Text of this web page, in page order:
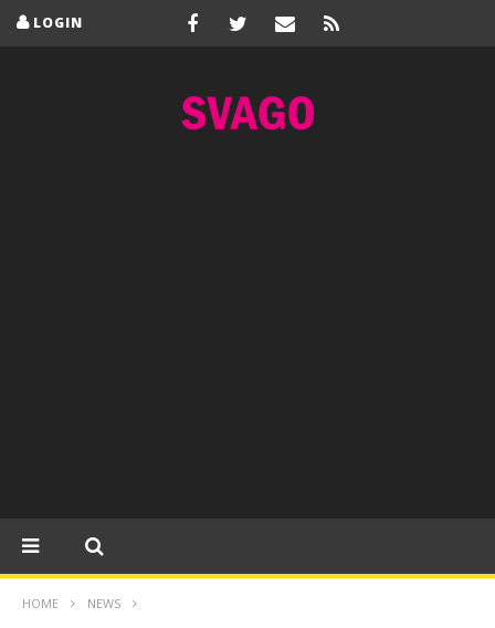
LOGIN
HOME NEWS